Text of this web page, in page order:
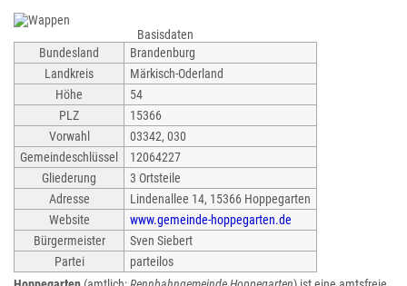
Basisdaten
Bundesland
Brandenburg
Landkreis
Märkisch-Oderland
Höhe
54
PLZ
15366
Vorwahl
03342, 030
Gemeindeschlüssel
12064227
Gliederung
3 Ortsteile
Adresse
Lindenallee 14, 15366 Hoppegarten
Website
www.gemeinde-hoppegarten.de
Bürgermeister
Sven Siebert
Partei
parteilos